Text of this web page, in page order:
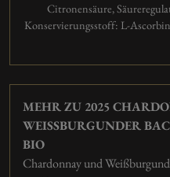
Citronensäure,
Konservierungsstoff: L-
MEHR ZU 2025
WEISSBURGUNDER
IO
Chardonnay und